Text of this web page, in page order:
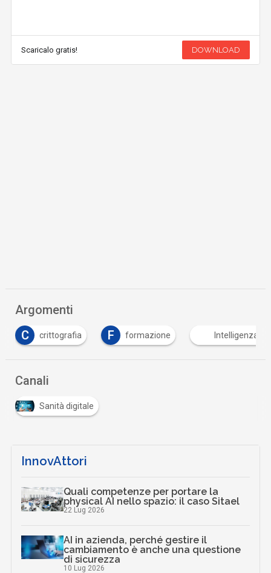
Scaricalo gratis! DOWNLOAD
Argomenti
C
crittografia F formazione Intelligenza
Canali
Sanità digitale
InnovAttori
Quali competenze per portare la
physical AI nello spazio: il caso Sitael
22 Lug 2026
AI in azienda, perché gestire il
cambiamento è anche una questione
di sicurezza
10 Lug 2026